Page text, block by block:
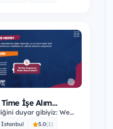
İşe Alım
duyar gibiyiz: We
dünyasının
İstanbul 5.0(1)